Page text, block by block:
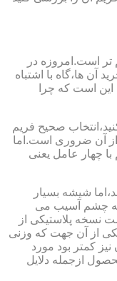
تر است.امروزه در
آن ها،گاه با اشتباه
است که چرا
صحیح فریم
از آن ضروری است.اما
چهار عامل یعنی
شیشه بسیار
به چشم آسیب می
شرکت توانست نسخه پلاستیکی از
از آن جهت که وزنی
کمتر بود مورد
ازجمله دلایل